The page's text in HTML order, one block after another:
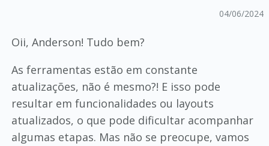
04/06/2024
Oii, Anderson! Tudo bem?
As ferramentas estão em constante
atualizações, não é mesmo?! E isso pode
resultar em funcionalidades ou layouts
atualizados, o que pode dificultar acompanhar
algumas etapas. Mas não se preocupe, vamos